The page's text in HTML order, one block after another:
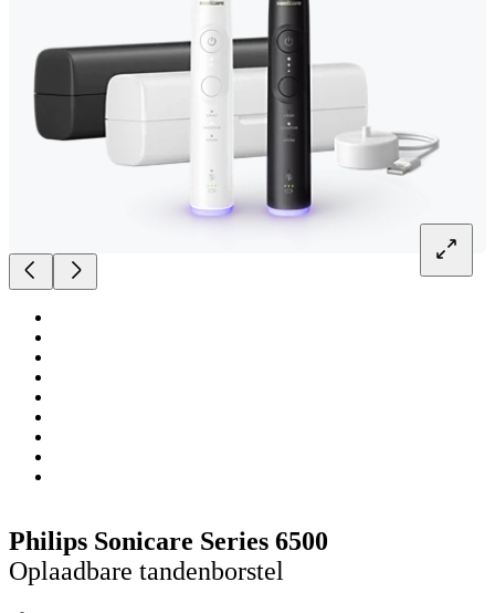
Philips Sonicare Series 6500
Oplaadbare tandenborstel